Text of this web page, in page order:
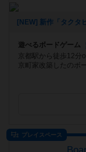
遊べるボードゲーム
京都駅から徒歩12分
京町家改築したのボ
プレイスペース